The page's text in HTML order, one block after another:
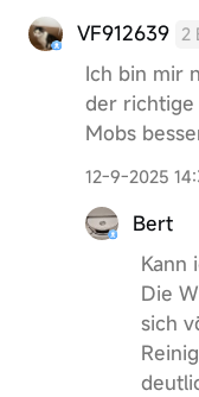
VF912639 2
Ich bin mir
der richtige
Mobs
12-9-2025
Bert
Kann
Die
sich